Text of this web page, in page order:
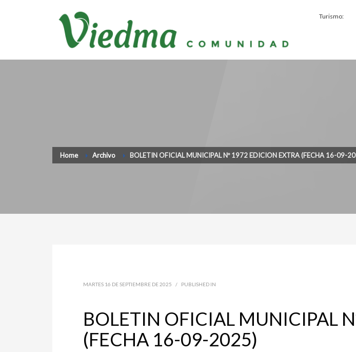
Turismo:
Home Archivo BOLETIN OFICIAL MUNICIPAL Nº 1972 EDICION EXTRA (FECHA 16-09-
MARTES 16 DE SEPTIEMBRE DE 2025 / PUBLISHED IN
BOLETIN OFICIAL MUNICIPAL
(FECHA 16-09-2025)